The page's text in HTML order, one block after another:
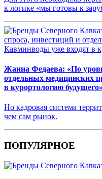
к логике «мы готовы к
Жанна Федаева: «По
отдельных медицинских
в курортологию будущего»
Но кадровая система
чем сам рынок.
ПОПУЛЯРНОЕ